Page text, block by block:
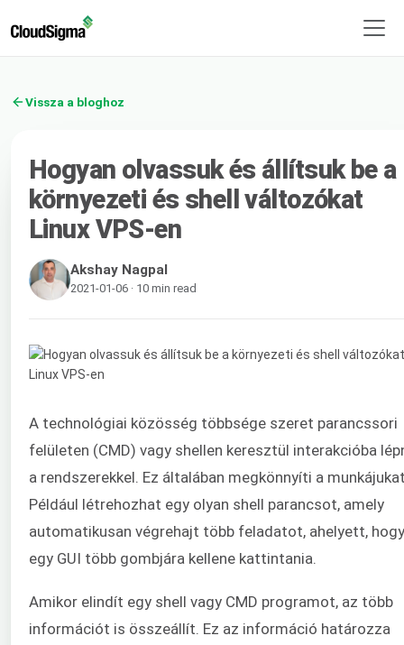
Vissza a bloghoz
Hogyan olvassuk és állítsuk be a
környezeti és shell változókat
Linux VPS-en
Akshay Nagpal
2021-01-06 · 10 min read
A technológiai közösség többsége szeret parancssori
felületen (CMD) vagy shellen keresztül interakcióba
a rendszerekkel. Ez általában megkönnyíti a
Például létrehozhat egy olyan shell parancsot, amely
automatikusan végrehajt több feladatot, ahelyett, hogy
egy GUI több gombjára kellene kattintania.
Amikor elindít egy shell vagy CMD programot, az több
információt is összeállít. Ez az információ határozza